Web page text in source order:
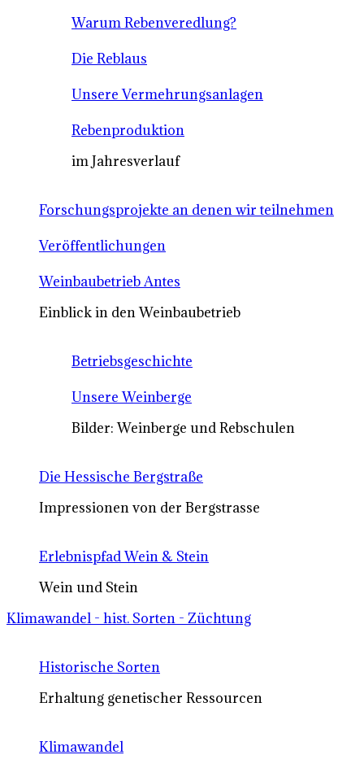
Warum Rebenveredlung?
Die Reblaus
Unsere Vermehrungsanlagen
Rebenproduktion
im Jahresverlauf
Forschungsprojekte an denen wir teilnehmen
Veröffentlichungen
Weinbaubetrieb Antes
Einblick in den Weinbaubetrieb
Betriebsgeschichte
Unsere Weinberge
Bilder: Weinberge und Rebschulen
Die Hessische Bergstraße
Impressionen von der Bergstrasse
Erlebnispfad Wein & Stein
Wein und Stein
Klimawandel - hist. Sorten - Züchtung
Historische Sorten
Erhaltung genetischer Ressourcen
Klimawandel